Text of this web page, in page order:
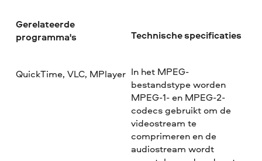
Gerelateerde
programma's
QuickTime, VLC, MPlayer
Technische specificaties
In het MPEG-
bestandstype worden
MPEG-1- en MPEG-2-
codecs gebruikt om de
videostream te
comprimeren en de
audiostream wordt